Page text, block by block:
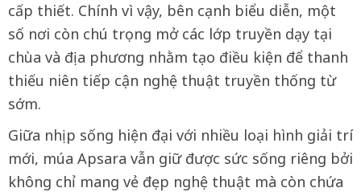
cấp thiết. Chính vì vậy, bên cạnh biểu diễn, một
số nơi còn chú trọng mở các lớp truyền dạy tại
chùa và địa phương nhằm tạo điều kiện để thanh
thiếu niên tiếp cận nghệ thuật truyền thống từ
sớm.
Giữa nhịp sống hiện đại với nhiều loại hình giải trí
mới, múa Apsara vẫn giữ được sức sống riêng bởi
không chỉ mang vẻ đẹp nghệ thuật mà còn chứa